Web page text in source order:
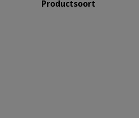
Productsoort